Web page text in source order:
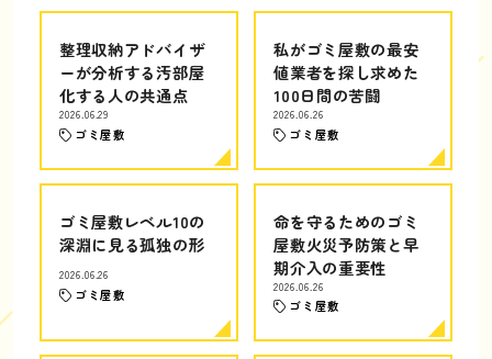
整理収納アドバイザ
ーが分析する汚部屋
化する人の共通点
2026.06.29
ゴミ屋敷
私がゴミ屋敷の最安
値業者を探し求めた
100日間の苦闘
2026.06.26
ゴミ屋敷
ゴミ屋敷レベル10の
深淵に見る孤独の形
2026.06.26
ゴミ屋敷
命を守るためのゴミ
屋敷火災予防策と早
期介入の重要性
2026.06.26
ゴミ屋敷